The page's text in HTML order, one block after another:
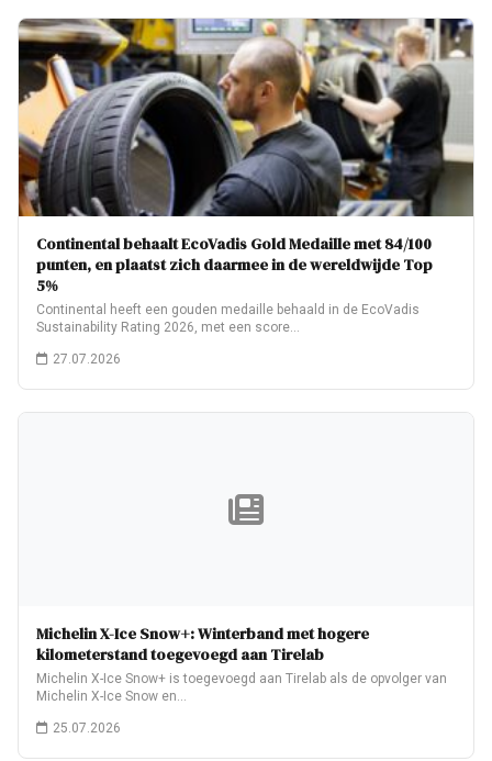
Continental behaalt EcoVadis Gold Medaille met 84/100
punten, en plaatst zich daarmee in de wereldwijde Top
5%
Continental heeft een gouden medaille behaald in de EcoVadis
Sustainability Rating 2026, met een score…
27.07.2026
Michelin X-Ice Snow+: Winterband met hogere
kilometerstand toegevoegd aan Tirelab
Michelin X-Ice Snow+ is toegevoegd aan Tirelab als de opvolger van
Michelin X-Ice Snow en…
25.07.2026